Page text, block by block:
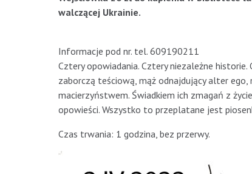
walczącej Ukrainie.
Informacje pod nr. tel. 609190211
Cztery opowiadania. Cztery niezależne
zaborczą teściową, mąż odnajdujący alter
macierzyństwem. Świadkiem ich zmagań z
opowieści. Wszystko to przeplatane jest
Czas trwania: 1 godzina, bez przerwy.